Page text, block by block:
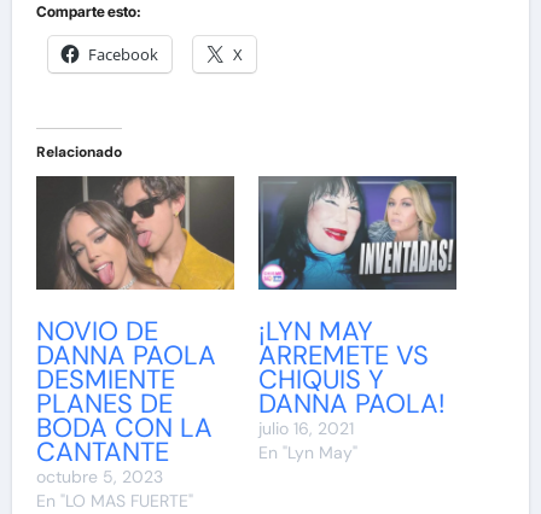
Comparte esto:
Facebook X
Relacionado
NOVIO DE
DANNA PAOLA
DESMIENTE
PLANES DE
BODA CON LA
CANTANTE
octubre 5, 2023
En "LO MAS FUERTE"
¡LYN MAY
ARREMETE VS
CHIQUIS Y
DANNA PAOLA!
julio 16, 2021
En "Lyn May"